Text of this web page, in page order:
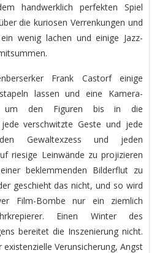
handwerklich perfekten Spiel
die kuriosen Verrenkungen und
wenig lachen und einige Jazz-
Frank Castorf einige
lassen und eine Kamera-
um den Figuren bis in die
verschwitzte Geste und jede
Gewaltexzess und jeden
riesige Leinwände zu projizieren
beklemmenden Bilderflut zu
geschieht das nicht, und so wird
Film-Bombe nur ein ziemlich
Einen Winter des
bereitet die Inszenierung nicht.
Verunsicherung, Angst